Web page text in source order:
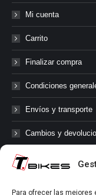
Para ofrecer las
Mi cuenta
Carrito
Finalizar compra
Condiciones
Envíos y transporte
Cambios y
@tbikes.cat #tbikes